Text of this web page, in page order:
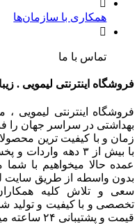
همکاری با سازمان‌ها
تماس با ما
فروشگاه اینترنتی لیمویی .
فروشگاه اینترنتی لیمویی
بهداشتی در سراسر جهان را
زمان و با کیفیت ترین
با بیش از ۳ دهه
عمده حالا میخواهیم با
بدون واسطه از طریق سایت
سعی و تلاش کلیه
تخصصی و با کیفیت و تولید
قیمت و پشتیبانی ۲۴ ساعته میباشد